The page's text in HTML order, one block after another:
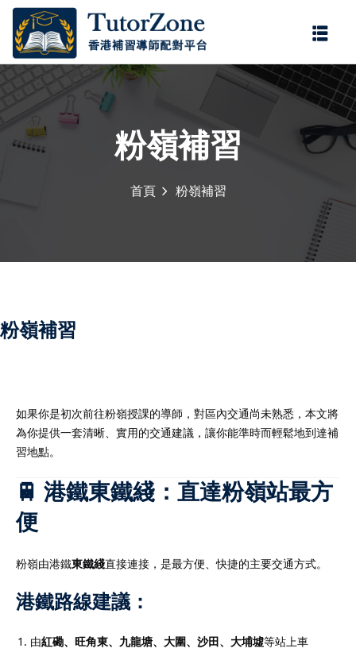
粉嶺補習
首頁 粉嶺補習
粉嶺補習
如果你是初次前往粉嶺授課的導師，對區內交通尚未熟悉，本文將
為你提供一套清晰、實用的交通建議，讓你能準時而輕鬆地到達補
習地點。
🚆 港鐵東鐵綫：直達粉嶺站最方
便
粉嶺由港鐵東鐵綫直接連接，是最方便、快捷的主要交通方式。
港鐵路線建議：
由紅磡、旺角東、九龍塘、大圍、沙田、大埔墟等站上車
登錄